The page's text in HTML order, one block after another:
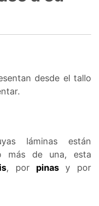
desde el tallo
láminas están
más de una, esta
, porpinasy por